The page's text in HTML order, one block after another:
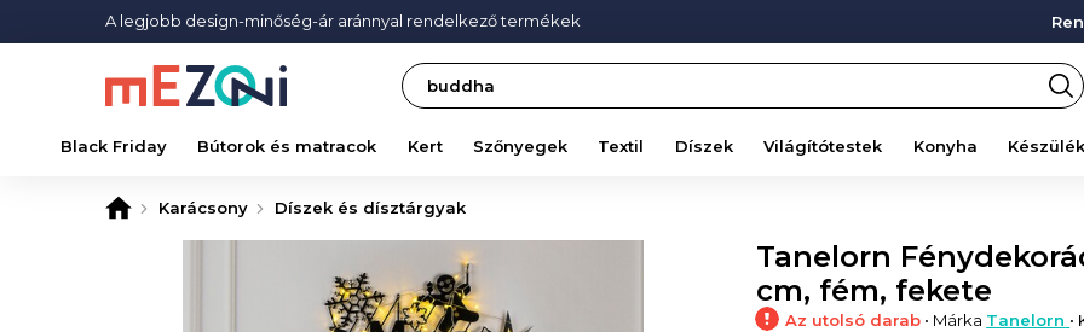
A legjobb design-minőség-ár aránnyal rendelkező termékek
Search
Black Friday Bútorok és matracok Kert Szőnyegek Textil Díszek Világítótestek Konyha
Karácsony Díszek és dísztárgyak
Tanelorn
cm, fém, fekete
Az utolsó darab • Márka Tanelorn •